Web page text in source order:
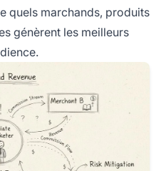
quels marchands, produits
génèrent les meilleurs